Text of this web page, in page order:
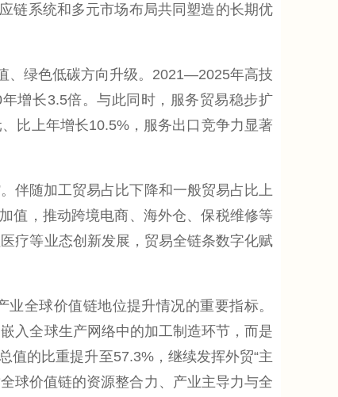
链系统和多元市场布局共同塑造的长期优
绿色低碳方向升级。2021—2025年高技
增长3.5倍。与此同时，服务贸易稳步扩
比上年增长10.5%，服务出口竞争力显著
伴随加工贸易占比下降和一般贸易占比上
值，推动跨境电商、海外仓、保税维修等
疗等业态创新发展，贸易全链条数字化赋
全球价值链地位提升情况的重要指标。
入全球生产网络中的加工制造环节，而是
值的比重提升至57.3%，继续发挥外贸“主
球价值链的资源整合力、产业主导力与全